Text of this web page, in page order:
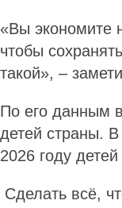
«Вы экономите
чтобы
такой», –
По его данным
детей страны. В
2026 году
Сделать всё,